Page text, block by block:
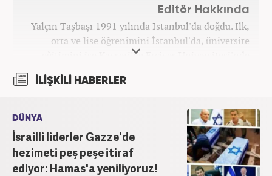
Editör Hakkında
Yalçın Taşbaşı 1991 yılında İstanbul'da doğdu. İlk,
orta ve lise öğrenimini İstanbul'da, üniversite
eğitimini ise Kayseri'de Erciyes Üniversitesi'nde
mezun olmasının hemen ardından vatani görevini
yeniakit.com.tr'de internet editörlüğü görevine
başladı. Burada 7 yıl süren görevinin ardından 2022
yılında Haber7.com'da özel haber editörü olarak
göreve başladı ve çalışmalarına devam ediyor.
İLİŞKİLİ HABERLER
DÜNYA
İsrailli liderler Gazze'de
hezimeti peş peşe itiraf
ediyor: Hamas'a yeniliyoruz!